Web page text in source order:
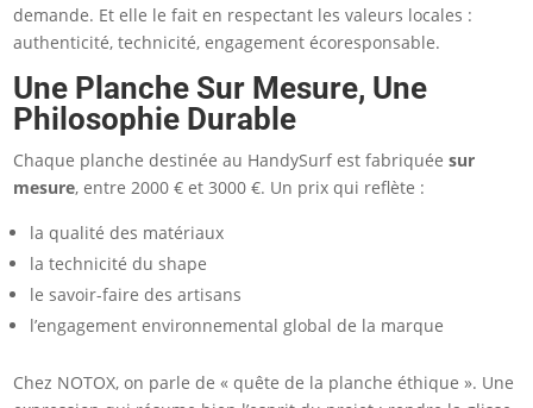
demande. Et elle le fait en respectant les valeurs locales :
authenticité, technicité, engagement écoresponsable.
Une Planche Sur Mesure, Une
Philosophie Durable
Chaque planche destinée au HandySurf est fabriquéesur
mesure, entre 2000 € et 3000 €. Un prix qui reflète :
la qualité des matériaux
la technicité du shape
le savoir-faire des artisans
l’engagement environnemental global de la marque
Chez NOTOX, on parle de « quête de la planche éthique ». Une